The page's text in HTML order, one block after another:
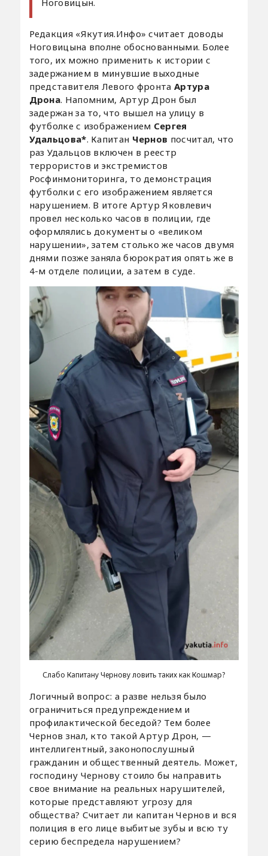
Ноговицын.
Редакция «Якутия.Инфо» считает доводы
Ноговицына вполне обоснованными. Более
того, их можно применить к истории с
задержанием в минувшие выходные
представителя Левого фронта Артура
Дрона. Напомним, Артур Дрон был
задержан за то, что вышел на улицу в
футболке с изображением Сергея
Удальцова*. Капитан Чернов посчитал, что
раз Удальцов включен в реестр
террористов и экстремистов
Росфинмониторинга, то демонстрация
футболки с его изображением является
нарушением. В итоге Артур Яковлевич
провел несколько часов в полиции, где
оформлялись документы о «великом
нарушении», затем столько же часов двумя
днями позже заняла бюрократия опять же в
4-м отделе полиции, а затем в суде.
Слабо Капитану Чернову ловить таких как Кошмар?
Логичный вопрос: а разве нельзя было
ограничиться предупреждением и
профилактической беседой? Тем более
Чернов знал, кто такой Артур Дрон, —
интеллигентный, законопослушный
гражданин и общественный деятель. Может,
господину Чернову стоило бы направить
свое внимание на реальных нарушителей,
которые представляют угрозу для
общества? Считает ли капитан Чернов и вся
полиция в его лице выбитые зубы и всю ту
серию беспредела нарушением?